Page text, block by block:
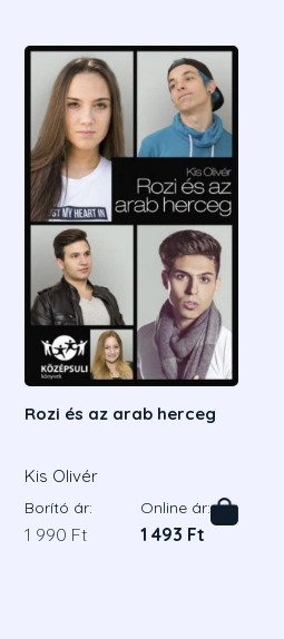
Rozi és az arab herceg
Kis Olivér
Borító ár:
1 990 Ft
Online ár:
1 493 Ft